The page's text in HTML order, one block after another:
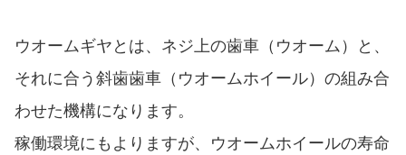
ウオームギヤとは、ネジ上の歯車（ウオーム）と、
それに合う斜歯歯車（ウオームホイール）の組み合
わせた機構になります。
稼働環境にもよりますが、ウオームホイールの寿命